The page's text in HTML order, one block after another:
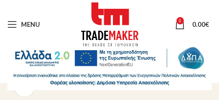
MENU 0 0.00€
Click to enlarge